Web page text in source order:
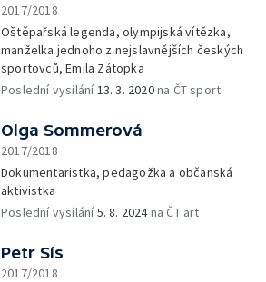
2017/2018
Oštěpařská legenda, olympijská vítězka,
manželka jednoho z nejslavnějších českých
sportovců, Emila Zátopka
Poslední vysílání13. 3. 2020na ČT sport
Olga Sommerová
2017/2018
Dokumentaristka, pedagožka a občanská
aktivistka
Poslední vysílání5. 8. 2024na ČT art
Petr Sís
2017/2018